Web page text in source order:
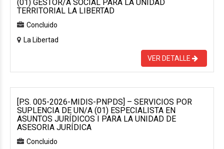
(01) GESTOR/A SOCIAL PARA LA UNIDAD
TERRITORIAL LA LIBERTAD
Concluido
La Libertad
VER DETALLE
[P.S. 005-2026-MIDIS-PNPDS] – SERVICIOS POR
SUPLENCIA DE UN/A (01) ESPECIALISTA EN
ASUNTOS JURÍDICOS I PARA LA UNIDAD DE
ASESORIA JURÍDICA
Concluido